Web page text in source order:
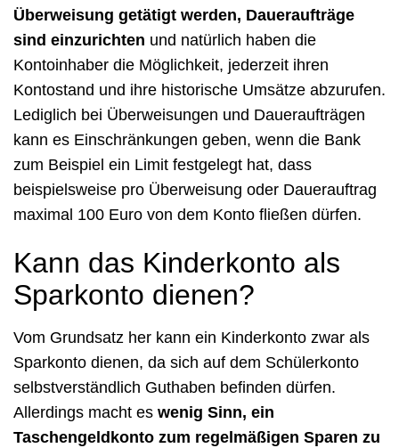
Überweisung getätigt werden, Daueraufträge
sind einzurichten und natürlich haben die
Kontoinhaber die Möglichkeit, jederzeit ihren
Kontostand und ihre historische Umsätze abzurufen.
Lediglich bei Überweisungen und Daueraufträgen
kann es Einschränkungen geben, wenn die Bank
zum Beispiel ein Limit festgelegt hat, dass
beispielsweise pro Überweisung oder Dauerauftrag
maximal 100 Euro von dem Konto fließen dürfen.
Kann das Kinderkonto als
Sparkonto dienen?
Vom Grundsatz her kann ein Kinderkonto zwar als
Sparkonto dienen, da sich auf dem Schülerkonto
selbstverständlich Guthaben befinden dürfen.
Allerdings macht es wenig Sinn, ein
Taschengeldkonto zum regelmäßigen Sparen zu